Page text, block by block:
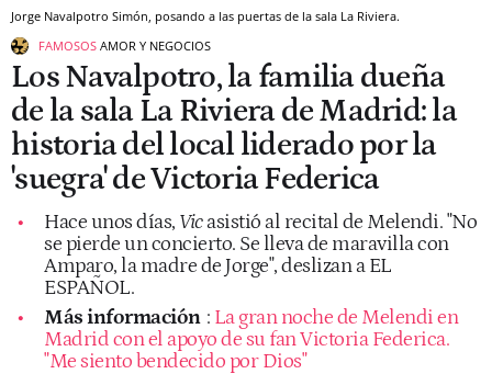
Jorge Navalpotro Simón, posando a las puertas de la sala La Riviera.
FAMOSOS AMOR Y NEGOCIOS
Los Navalpotro, la familia dueña
de la sala La Riviera de Madrid: la
historia del local liderado por la
'suegra' de Victoria Federica
Hace unos días, Vicasistió al recital de Melendi. "No
se pierde un concierto. Se lleva de maravilla con
Amparo, la madre de Jorge", deslizan a EL
ESPAÑOL.
Más información : La gran noche de Melendi en
Madrid con el apoyo de su fan Victoria Federica.
"Me siento bendecido por Dios"